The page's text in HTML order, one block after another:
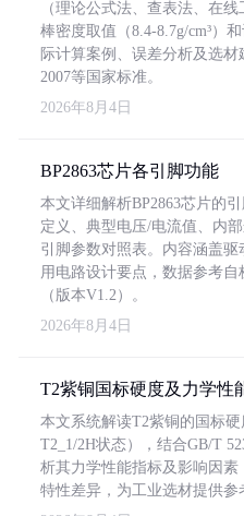
（理论公式法、查表法、在
棒密度取值（8.4-8.7g/cm³）
际计算案例、误差分析及选材
2007等国家标准。
2026年8月4日
BP2863芯片各引脚功能
本文详细解析BP2863芯片的
定义、典型电压/电流值、内
引脚参数对照表。内容涵盖
用电路设计要点，数据参考
（版本V1.2）。
2026年8月4日
T2紫铜国标硬度及力学性
本文系统解读T2紫铜的国标
T2_1/2H状态），结合GB/T
析其力学性能指标及影响因
特性差异，为工业选材提供参